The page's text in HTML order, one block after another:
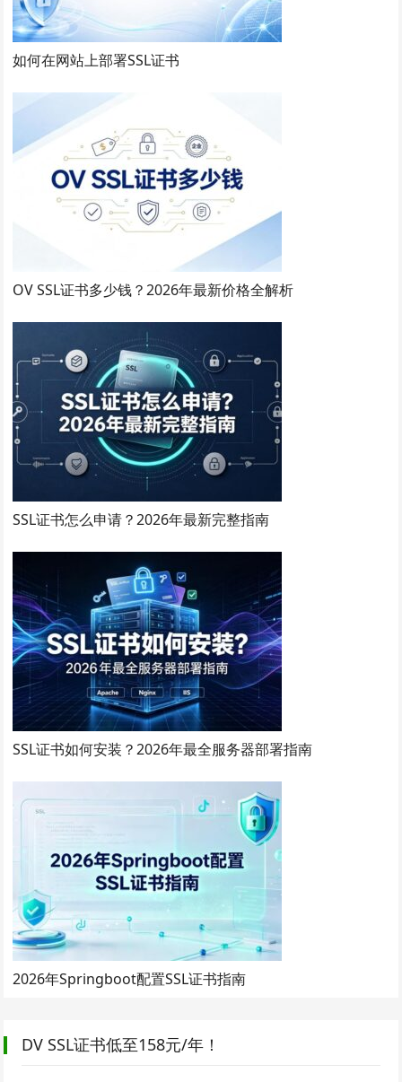
如何在网站上部署SSL证书
OV SSL证书多少钱？2026年最新价格全解析
SSL证书怎么申请？2026年最新完整指南
SSL证书如何安装？2026年最全服务器部署指南
2026年Springboot配置SSL证书指南
DV SSL证书低至158元/年！